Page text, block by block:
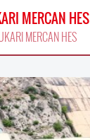
MERCAN HES
MERCAN HES